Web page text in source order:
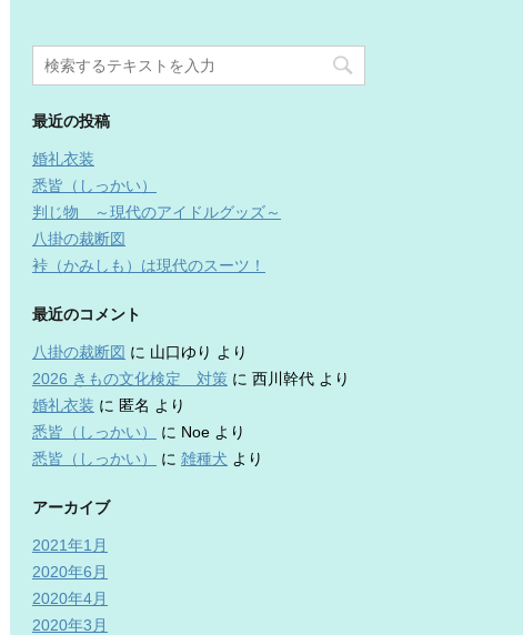
最近の投稿
婚礼衣装
悉皆（しっかい）
判じ物 ～現代のアイドルグッズ～
八掛の裁断図
裃（かみしも）は現代のスーツ！
最近のコメント
八掛の裁断図 に 山口ゆり より
2026 きもの文化検定 対策 に 西川幹代 より
婚礼衣装 に 匿名 より
悉皆（しっかい）
に Noe より
悉皆（しっかい）
に 雑種犬 より
アーカイブ
2021年1月
2020年6月
2020年4月
2020年3月